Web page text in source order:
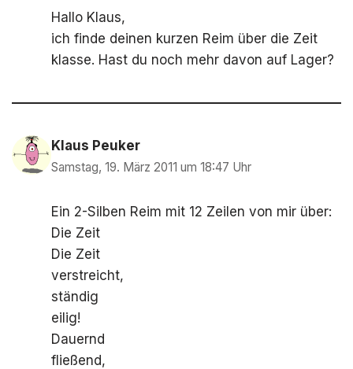
Hallo Klaus,
ich finde deinen kurzen Reim über die Zeit
klasse. Hast du noch mehr davon auf Lager?
Klaus Peuker
Samstag, 19. März 2011 um 18:47 Uhr
Ein 2-Silben Reim mit 12 Zeilen von mir über:
Die Zeit
Die Zeit
verstreicht,
ständig
eilig!
Dauernd
fließend,